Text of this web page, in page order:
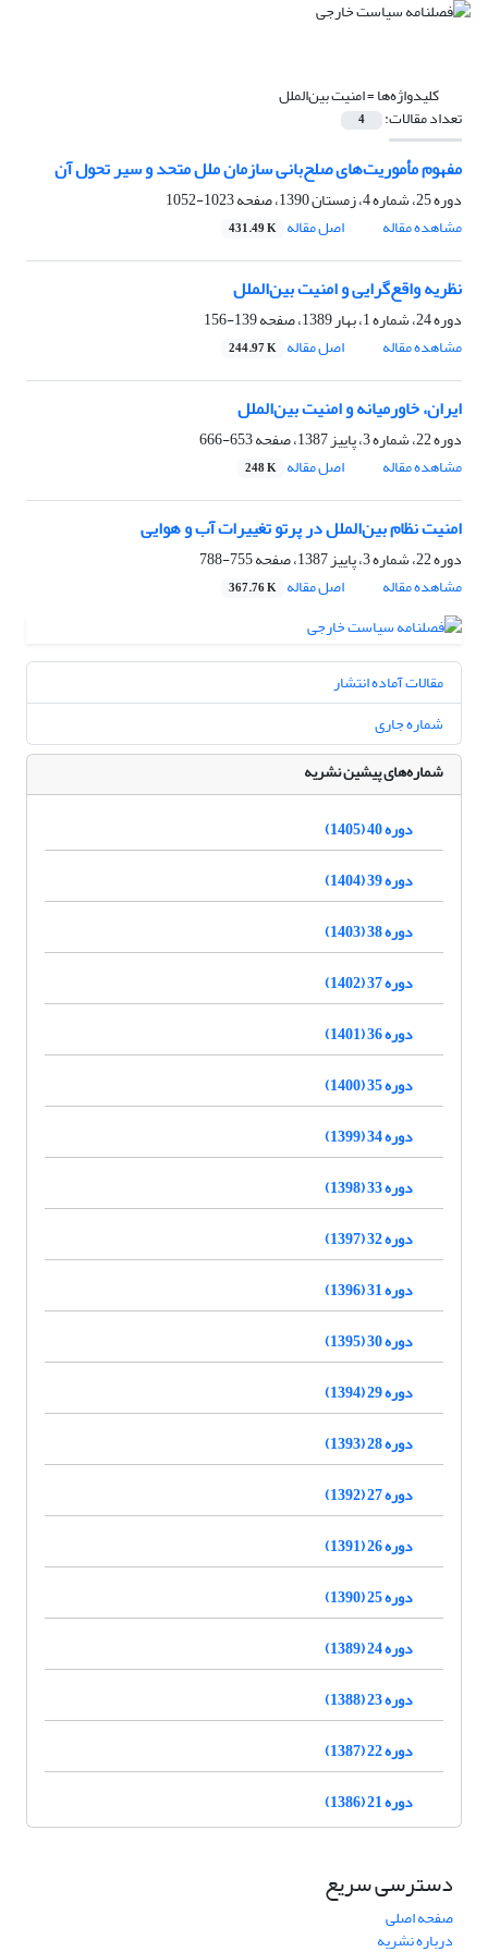
کلیدواژه‌ها =امنیت بین‌الملل
تعداد مقالات: 4
مفهوم مأموریت‌های صلح‌بانی سازمان ملل متحد و ‏سیر تحول آن ‏
دوره 25، شماره 4، زمستان 1390، صفحه
1023-1052
مشاهده مقاله
اصل مقاله 431.49 K
نظریه واقع‌گرایی و امنیت بین‌الملل ‏
دوره 24، شماره 1، بهار 1389، صفحه
139-156
مشاهده مقاله
اصل مقاله 244.97 K
ایران، خاورمیانه و امنیت بین‌الملل
دوره 22، شماره 3، پاییز 1387، صفحه
653-666
مشاهده مقاله
اصل مقاله 248 K
امنیت نظام بین‌الملل در پرتو تغییرات آب و هوایی
دوره 22، شماره 3، پاییز 1387، صفحه
755-788
مشاهده مقاله
اصل مقاله 367.76 K
مقالات آماده انتشار
شماره جاری
شماره‌های پیشین نشریه
دوره 40 (1405)
دوره 39 (1404)
دوره 38 (1403)
دوره 37 (1402)
دوره 36 (1401)
دوره 35 (1400)
دوره 34 (1399)
دوره 33 (1398)
دوره 32 (1397)
دوره 31 (1396)
دوره 30 (1395)
دوره 29 (1394)
دوره 28 (1393)
دوره 27 (1392)
دوره 26 (1391)
دوره 25 (1390)
دوره 24 (1389)
دوره 23 (1388)
دوره 22 (1387)
دوره 21 (1386)
دسترسی سریع
صفحه اصلی
درباره نشریه